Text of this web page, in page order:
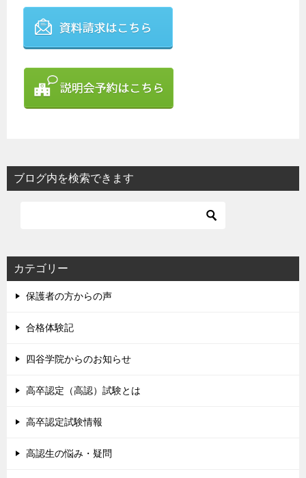
ブログ内を検索できます
カテゴリー
保護者の方からの声
合格体験記
四谷学院からのお知らせ
高卒認定（高認）試験とは
高卒認定試験情報
高認生の悩み・疑問